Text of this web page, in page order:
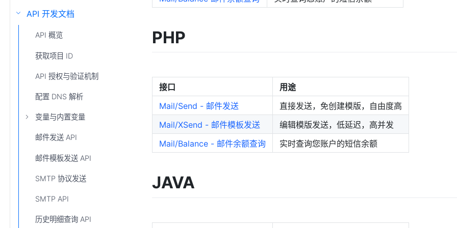
API 开发文档
API 概览
获取项目 ID
API 授权与验证机制
配置 DNS 解析
变量与内置变量
邮件发送 API
邮件模板发送 API
SMTP 协议发送
SMTP API
历史明细查询 API
PHP
接口
用途
Mail/Send - 邮件发送
直接发送，免创建模版，自由度高
Mail/XSend - 邮件模板发送
编辑模版发送，低延迟，高并发
Mail/Balance - 邮件余额查询
实时查询您账户的短信余额
JAVA